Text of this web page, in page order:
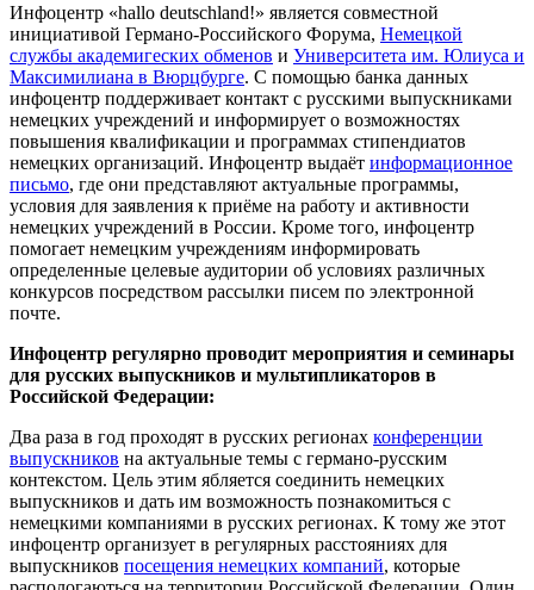
Инфоцентр «hallo deutschland!» является совместной
инициативой Германо-Российского Форума, Немецкой
службы академигеских обменов и Университета им. Юлиуса и
Максимилиана в Вюрцбурге. С помощью банка данных
инфоцентр поддерживает контакт с русскими выпускниками
немецких учреждений и информирует о возможностях
повышения квалификации и программах стипендиатов
немецких организаций. Инфоцентр выдаёт информационное
письмо, где они представляют актуальные программы,
условия для заявления к приёме на работу и активности
немецких учреждений в России. Кроме того, инфоцентр
помогает немецким учреждениям информировать
определенные целевые аудитории об условиях различных
конкурсов посредством рассылки писем по электронной
почте.
Инфоцентр регулярно проводит мероприятия и семинары
для русских выпускников и мультипликаторов в
Российской Федерации:
Два раза в год проходят в русских регионах конференции
выпускников на актуальные темы с германо-русским
контекстом. Цель этим ябляется соединить немецких
выпускников и дать им возможность познакомиться с
немецкими компаниями в русских регионах. К тому же этот
инфоцентр организует в регулярных расстояниях для
выпускников посещения немецких компаний, которые